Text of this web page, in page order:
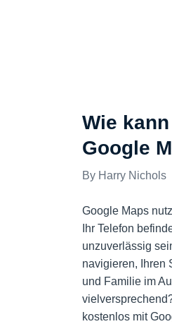
Wie
Google
Harry Nichols
Google Maps
Ihr Telefon
unzuverlässig
navigieren, Ihren
und Familie im
kostenlos mit